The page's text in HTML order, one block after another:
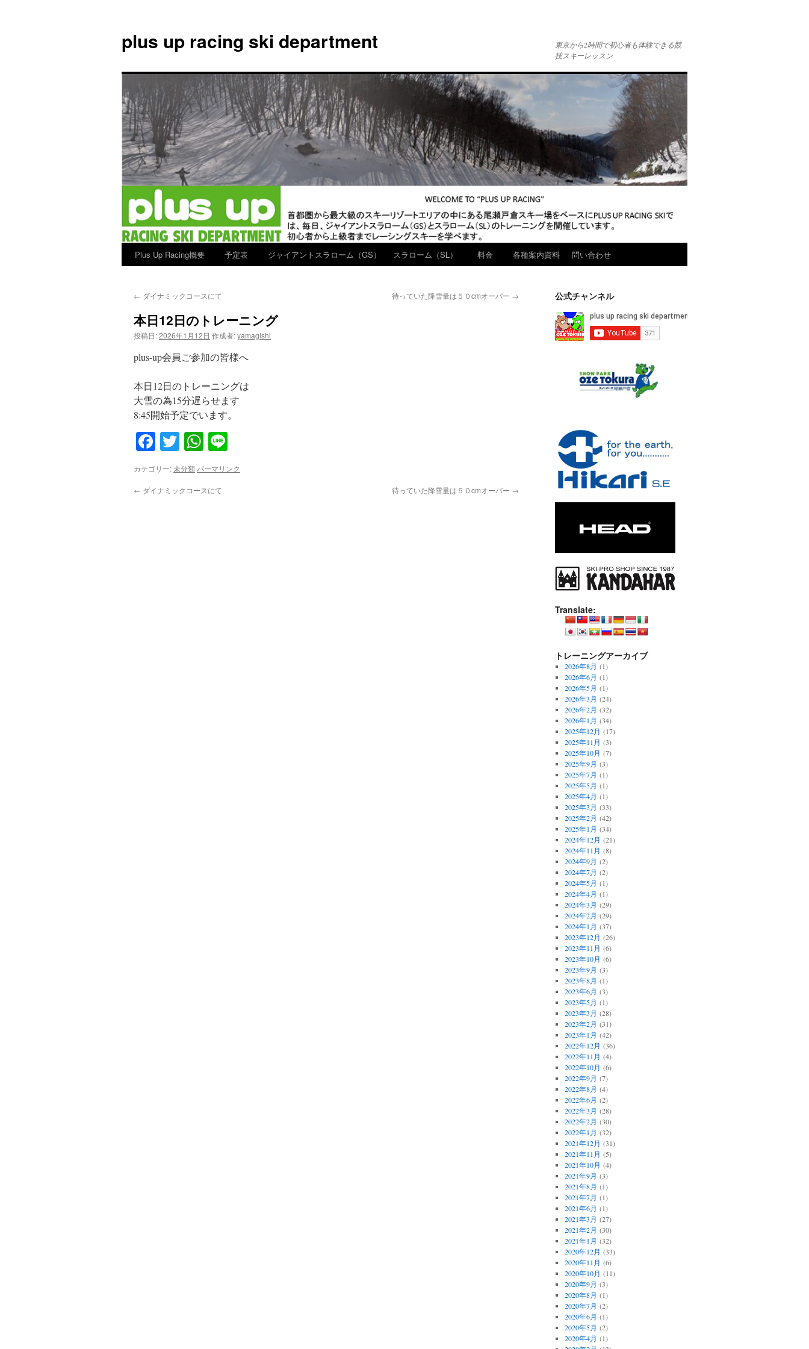
plus up racing ski department
東京から2時間で初心者も体験できる競
技スキーレッスン
ン
ス
Plus Up Racing概要 予定表 ジャイアントスラローム（GS） スラローム（SL） 料金 各種案内資料 問い合わせ
← ダイナミックコースにて 待っていた降雪量は５０cmオーバー →
本日12日のトレーニング
投稿日:2026年1月12日 作成者:yamagishi
plus-up会員ご参加の皆様へ
本日12日のトレーニングは
大雪の為15分遅らせます
8:45開始予定でいます。
Facebook
TwitterWhatsApp
カテゴリー:未分類パーマリンク
← ダイナミックコースにて 待っていた降雪量は５０cmオーバー →
公式チャンネル
Translate:
トレーニングアーカイブ
2026年8月 (1)
2026年6月 (1)
2026年5月 (1)
2026年3月 (24)
2026年2月 (32)
2026年1月 (34)
2025年12月 (17)
2025年11月 (3)
2025年10月 (7)
2025年9月 (3)
2025年7月 (1)
2025年5月 (1)
2025年4月 (1)
2025年3月 (33)
2025年2月 (42)
2025年1月 (34)
2024年12月 (21)
2024年11月 (8)
2024年9月 (2)
2024年7月 (2)
2024年5月 (1)
2024年4月 (1)
2024年3月 (29)
2024年2月 (29)
2024年1月 (37)
2023年12月 (26)
2023年11月 (6)
2023年10月 (6)
2023年9月 (3)
2023年8月 (1)
2023年6月 (3)
2023年5月 (1)
2023年3月 (28)
2023年2月 (31)
2023年1月 (42)
2022年12月 (36)
2022年11月 (4)
2022年10月 (6)
2022年9月 (7)
2022年8月 (4)
2022年6月 (2)
2022年3月 (28)
2022年2月 (30)
2022年1月 (32)
2021年12月 (31)
2021年11月 (5)
2021年10月 (4)
2021年9月 (3)
2021年8月 (1)
2021年7月 (1)
2021年6月 (1)
2021年3月 (27)
2021年2月 (30)
2021年1月 (32)
2020年12月 (33)
2020年11月 (6)
2020年10月 (11)
2020年9月 (3)
2020年8月 (1)
2020年7月 (2)
2020年6月 (1)
2020年5月 (2)
2020年4月 (1)